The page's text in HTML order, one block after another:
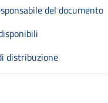
del documento
distribuzione